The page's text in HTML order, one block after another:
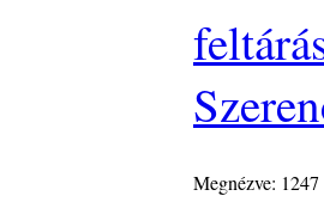
Megnézve: